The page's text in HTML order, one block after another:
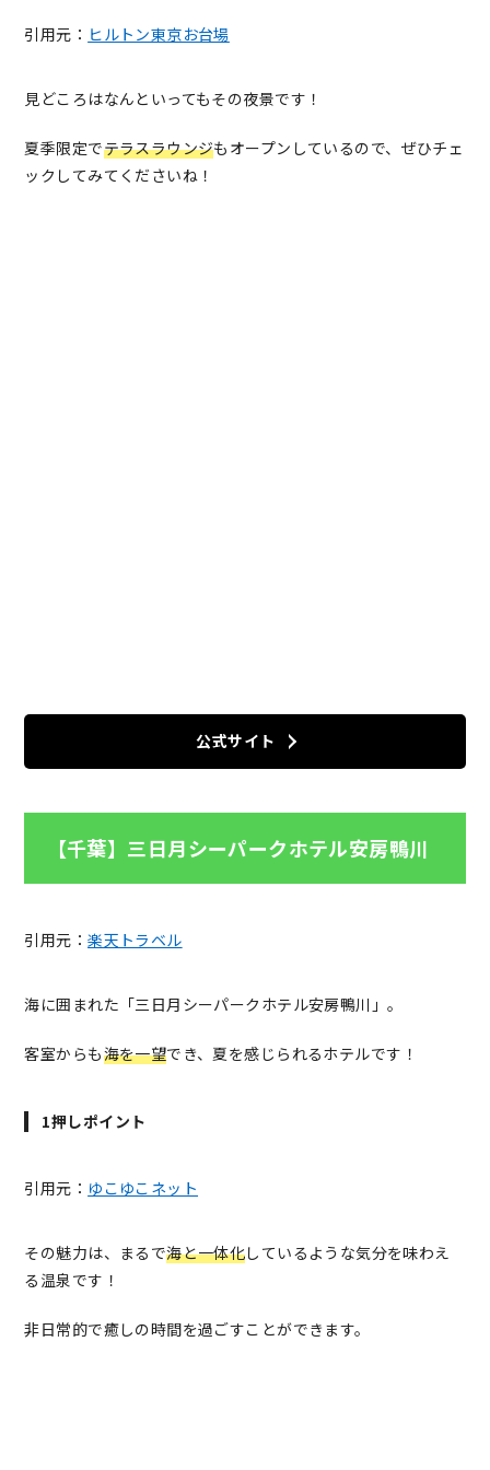
引用元： ヒルトン東京お台場
見どころはなんといってもその夜景です！
夏季限定でテラスラウンジもオープンしているので、ぜひチェ
ックしてみてくださいね！
公式サイト
【千葉】三日月シーパークホテル安房鴨川
引用元：楽天トラベル
海に囲まれた「三日月シーパークホテル安房鴨川」。
客室からも海を一望でき、夏を感じられるホテルです！
1押しポイント
引用元： ゆこゆこネット
その魅力は、まるで海と一体化しているような気分を味わえ
る温泉です！
非日常的で癒しの時間を過ごすことができます。